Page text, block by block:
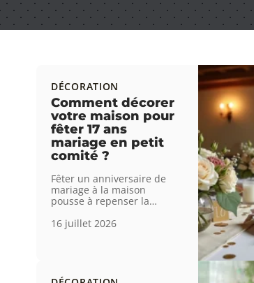
DÉCORATION
Comment décorer
votre maison pour
fêter 17 ans
mariage en petit
comité ?
Fêter un anniversaire de
mariage à la maison
pousse à repenser la…
16 juillet 2026